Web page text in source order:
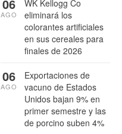
WK Kellogg Co
eliminará los
colorantes artificiales
en sus cereales para
finales de 2026
06
AGO
Exportaciones de
vacuno de Estados
Unidos bajan 9% en
primer semestre y las
de porcino suben 4%
06
AGO